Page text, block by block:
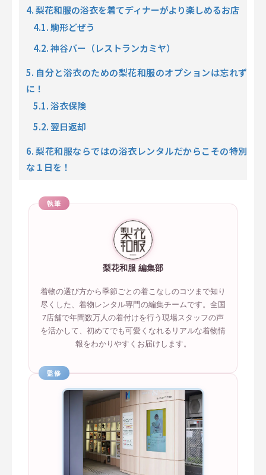
4. 梨花和服の浴衣を着てディナーがより楽しめるお店
4.1. 駒形どぜう
4.2. 神谷バー（レストランカミヤ）
5. 自分と浴衣のための梨花和服のオプションは忘れず
に！
5.1. 浴衣保険
5.2. 翌日返却
6. 梨花和服ならではの浴衣レンタルだからこその特別
な１日を！
執筆
梨花和服 編集部
着物の選び方から季節ごとの着こなしのコツまで知り
尽くした、着物レンタル専門の編集チームです。全国
7店舗で年間数万人の着付けを行う現場スタッフの声
を活かして、初めてでも可愛くなれるリアルな着物情
報をわかりやすくお届けします。
監修